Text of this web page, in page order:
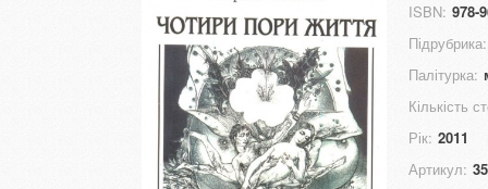
ISBN: 978-
Підрубрика:
Палітурка:
Кількість
Рік: 2011
Артикул: